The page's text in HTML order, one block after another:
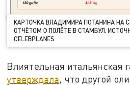
КАРТОЧКА ВЛАДИМИРА ПОТАНИНА НА
ОТЧЁТОМ О ПОЛЁТЕ В СТАМБУЛ.
СELEBPLANES
Влиятельная итальянская
утверждала, что другой